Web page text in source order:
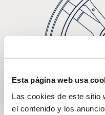
Esta página web usa
Las cookies de este sitio
el contenido y los